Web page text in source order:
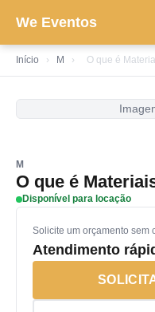
We Eventos
Início › M › O que é
M
O que é
Disponível para locação
Solicite um orçamento sem
Atendimento